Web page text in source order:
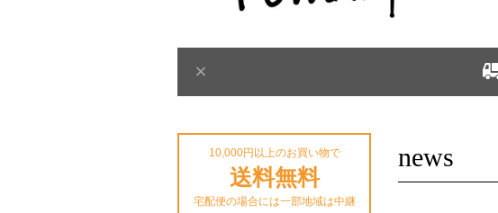
news
10,000円以上のお買い物で
送料無料
宅配便の場合には一部地域は中継